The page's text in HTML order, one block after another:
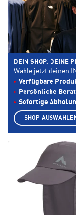
DEIN SHOP. DEINE
Wähle jetzt deinen
Verfügbare
Persönliche
Sofortige